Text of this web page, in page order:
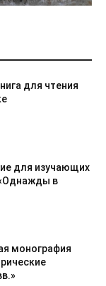
для чтения
для изучающих
в
монография